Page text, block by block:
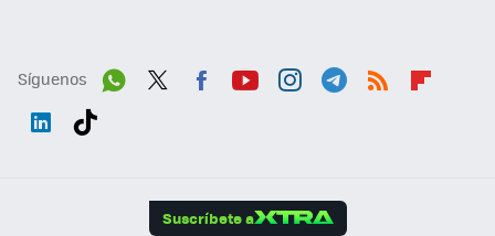
Síguenos
Suscríbete a